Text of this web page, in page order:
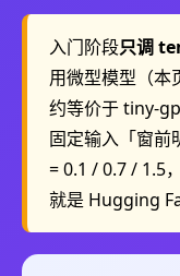
入门阶段只调
用微型模型（本
约等价于 tiny-
固定输入「窗
= 0.1 / 0.7 / 1.5
就是 Hugging